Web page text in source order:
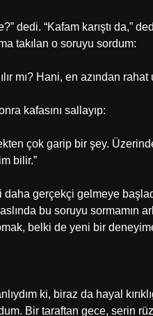
dedi. “Kafam karıştı da,”
takılan o soruyu sordum:
mı? Hani, en azından
kafasını sallayıp:
çok garip bir şey.
bilir.”
daha gerçekçi gelmeye
bu soruyu sormamın
belki de yeni bir
ki, biraz da hayal
Bir taraftan gece, serin